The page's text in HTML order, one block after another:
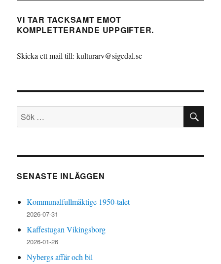
VI TAR TACKSAMT EMOT
KOMPLETTERANDE UPPGIFTER.
Skicka ett mail till: kulturarv@sigedal.se
Sök
efter:
SÖK
SENASTE INLÄGGEN
Kommunalfullmäktige 1950-talet
2026-07-31
Kaffestugan Vikingsborg
2026-01-26
Nybergs affär och bil